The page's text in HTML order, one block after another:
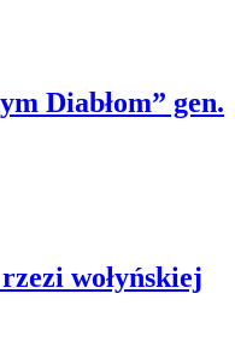
Diabłom” gen.
wołyńskiej